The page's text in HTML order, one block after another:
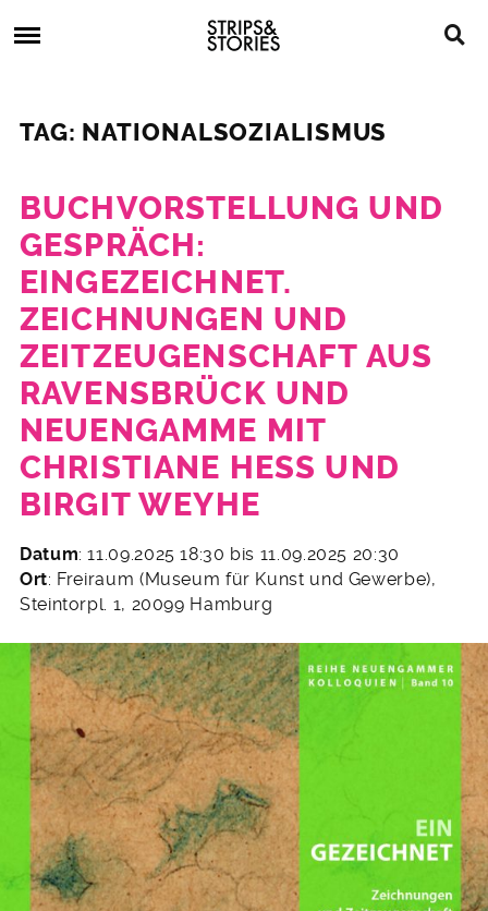
to
Strips
&
Stories
Comics,
TAG: NATIONALSOZIALISMUS
BUCHVORSTELLUNG UND
GESPRÄCH:
EINGEZEICHNET.
ZEICHNUNGEN UND
ZEITZEUGENSCHAFT AUS
RAVENSBRÜCK UND
NEUENGAMME MIT
CHRISTIANE HESS UND B
IRGIT WEYHE
12.
August
2025
Datum: 11.09.2025 18:30 bis 11.09.2025 20:30
Ort: Freiraum (Museum für Kunst und Gewerbe),
Steintorpl. 1, 20099 Hamburg